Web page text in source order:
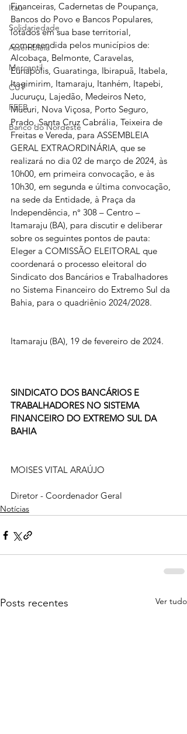
Itaú
Solidariedade
Assembleia
Mercantil
CUT
FEEB
Banco do Nordeste
Financeiras, Cadernetas de Poupança,
Bancos do Povo e Bancos Populares,
lotados em sua base territorial,
compreendida pelos municípios de:
Alcobaça, Belmonte, Caravelas,
Eunápolis, Guaratinga, Ibirapuã, Itabela,
Itagimirim, Itamaraju, Itanhém, Itapebi,
Jucuruçu, Lajedão, Medeiros Neto,
Mucuri, Nova Viçosa, Porto Seguro,
Prado, Santa Cruz Cabrália, Teixeira de
Freitas e Vereda, para ASSEMBLEIA
GERAL EXTRAORDINÁRIA, que se
realizará no dia 02 de março de 2024, às
10h00, em primeira convocação, e às
10h30, em segunda e última convocação,
na sede da Entidade, à Praça da
Independência, n° 308 – Centro –
Itamaraju (BA), para discutir e deliberar
sobre os seguintes pontos de pauta:
Eleger a COMISSÃO ELEITORAL que
coordenará o processo eleitoral do
Sindicato dos Bancários e Trabalhadores
no Sistema Financeiro do Extremo Sul da
Bahia, para o quadriênio 2024/2028.
Itamaraju (BA), 19 de fevereiro de 2024.
SINDICATO DOS BANCÁRIOS E
TRABALHADORES NO SISTEMA
FINANCEIRO DO EXTREMO SUL DA
BAHIA
MOISES VITAL ARAÚJO
Diretor - Coordenador Geral
Notícias
Posts recentes Ver tudo